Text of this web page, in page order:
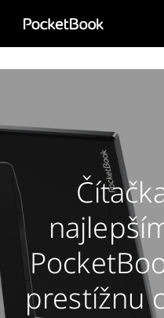
prestížnu